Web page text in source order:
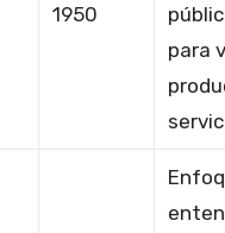
1950
para